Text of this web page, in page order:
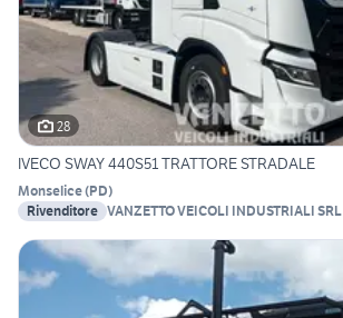
28
IVECO SWAY 440S51 TRATTORE STRADALE
Monselice(PD)
Rivenditore VANZETTO VEICOLI INDUSTRIALI SRL